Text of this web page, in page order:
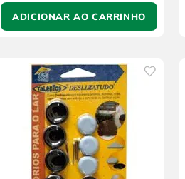
ADICIONAR AO CARRINHO